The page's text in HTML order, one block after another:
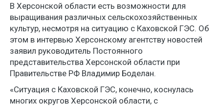
В Херсонской области есть возможности для
выращивания различных сельскохозяйственных
культур, несмотря на ситуацию с Каховской ГЭС. Об
этом в интервью Херсонскому агентству новостей
заявил руководитель Постоянного
представительства Херсонской области при
Правительстве РФ Владимир Боделан.
«Ситуация с Каховской ГЭС, конечно, коснулась
многих округов Херсонской области, с